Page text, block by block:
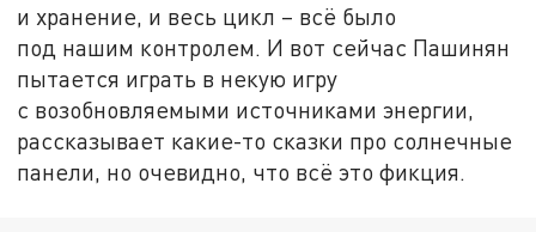
и хранение, и весь цикл – всё было
под нашим контролем. И вот сейчас Пашинян
пытается играть в некую игру
с возобновляемыми источниками энергии,
рассказывает какие-то сказки про солнечные
панели, но очевидно, что всё это фикция.